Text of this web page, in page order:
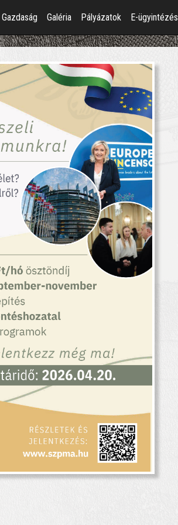
Gazdaság Galéria Pályázatok E-ügyintézés